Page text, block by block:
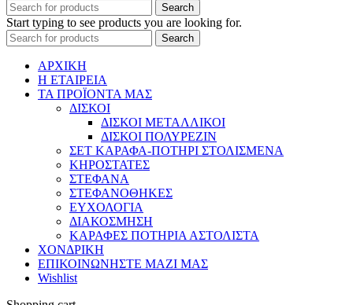
Search
Start typing to see products you are looking for.
Search
ΑΡΧΙΚΗ
Η ΕΤΑΙΡΕΙΑ
ΤΑ ΠΡΟΪΟΝΤΑ ΜΑΣ
ΔΙΣΚΟΙ
ΔΙΣΚΟΙ ΜΕΤΑΛΛΙΚΟΙ
ΔΙΣΚΟΙ ΠΟΛΥΡΕΖΙΝ
ΣΕΤ ΚΑΡΑΦΑ-ΠΟΤΗΡΙ ΣΤΟΛΙΣΜΕΝΑ
ΚΗΡΟΣΤΑΤΕΣ
ΣΤΕΦΑΝΑ
ΣΤΕΦΑΝΟΘΗΚΕΣ
ΕΥΧΟΛΟΓΙΑ
ΔΙΑΚΟΣΜΗΣΗ
ΚΑΡΑΦΕΣ ΠΟΤΗΡΙΑ ΑΣΤΟΛΙΣΤΑ
ΧΟΝΔΡΙΚΗ
ΕΠΙΚΟΙΝΩΝΗΣΤΕ ΜΑΖΙ ΜΑΣ
Wishlist